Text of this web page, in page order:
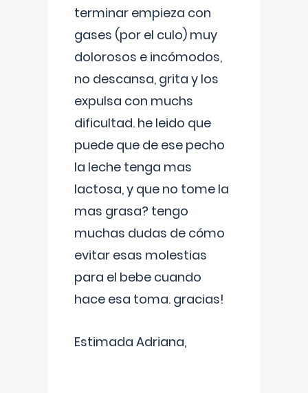
terminar empieza con
gases (por el culo) muy
dolorosos e incómodos,
no descansa, grita y los
expulsa con muchs
dificultad. he leido que
puede que de ese pecho
la leche tenga mas
lactosa, y que no tome la
mas grasa? tengo
muchas dudas de cómo
evitar esas molestias
para el bebe cuando
hace esa toma. gracias!
Estimada Adriana,